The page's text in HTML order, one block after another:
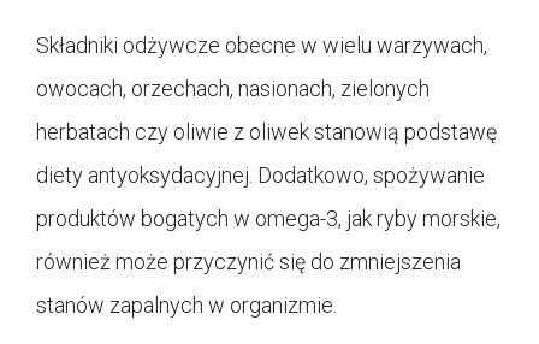
Składniki odżywcze obecne w wielu warzywach,
owocach, orzechach, nasionach, zielonych
herbatach czy oliwie z oliwek stanowią podstawę
diety antyoksydacyjnej. Dodatkowo, spożywanie
produktów bogatych w omega-3, jak ryby morskie,
również może przyczynić się do zmniejszenia
stanów zapalnych w organizmie.